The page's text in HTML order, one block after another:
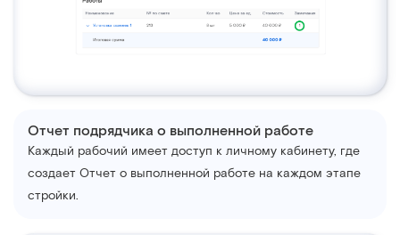
Отчет подрядчика о выполненной работе
Каждый рабочий имеет доступ к личному кабинету, где
создает Отчет о выполненной работе на каждом этапе
стройки.